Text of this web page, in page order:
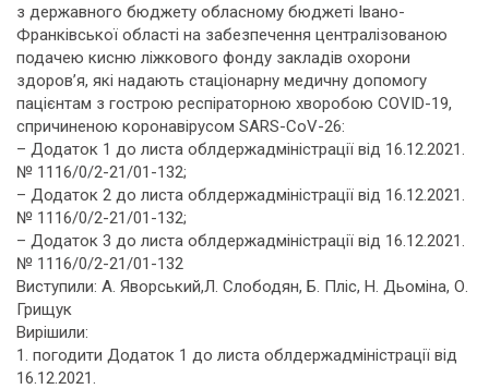
з державного бюджету обласному бюджеті Івано-
Франківської області на забезпечення централізованою
подачею кисню ліжкового фонду закладів охорони
здоров’я, які надають стаціонарну медичну допомогу
пацієнтам з гострою респіраторною хворобою COVID-19,
спричиненою коронавірусом SARS-CoV-26:
– Додаток 1 до листа облдержадміністрації від 16.12.2021.
№ 1116/0/2-21/01-132;
– Додаток 2 до листа облдержадміністрації від 16.12.2021.
№ 1116/0/2-21/01-132;
– Додаток 3 до листа облдержадміністрації від 16.12.2021.
№ 1116/0/2-21/01-132
Виступили: А. Яворський,Л. Слободян, Б. Пліс, Н. Дьоміна, О.
Грищук
Вирішили:
1. погодити Додаток 1 до листа облдержадміністрації від
16.12.2021.